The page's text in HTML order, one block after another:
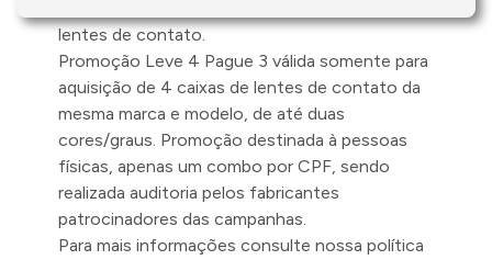
lentes de contato.
Promoção Leve 4 Pague 3 válida somente para
aquisição de 4 caixas de lentes de contato da
mesma marca e modelo, de até duas
cores/graus. Promoção destinada à pessoas
físicas, apenas um combo por CPF, sendo
realizada auditoria pelos fabricantes
patrocinadores das campanhas.
Para mais informações consulte nossa política